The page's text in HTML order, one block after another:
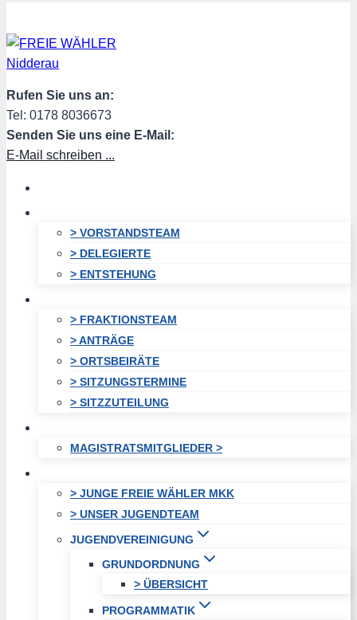
Inhalt
springen
Rufen Sie uns an:
Tel: 0178 8036673
Senden Sie uns eine E-Mail:
E-Mail schreiben ...
> VORSTANDSTEAM
> DELEGIERTE
> ENTSTEHUNG
> FRAKTIONSTEAM
> ANTRÄGE
> ORTSBEIRÄTE
> SITZUNGSTERMINE
> SITZZUTEILUNG
MAGISTRATSMITGLIEDER >
> JUNGE FREIE WÄHLER MKK
> UNSER JUGENDTEAM
JUGENDVEREINIGUNG
GRUNDORDNUNG
> ÜBERSICHT
PROGRAMMATIK